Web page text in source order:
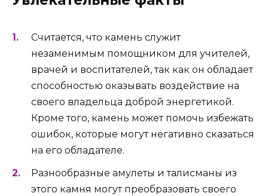
Считается, что камень служит
незаменимым помощником для учителей,
врачей и воспитателей, так как он обладает
способностью оказывать воздействие на
своего владельца доброй энергетикой.
Кроме того, камень может помочь избежать
ошибок, которые могут негативно сказаться
на его обладателе.
Разнообразные амулеты и талисманы из
этого камня могут преобразовать своего